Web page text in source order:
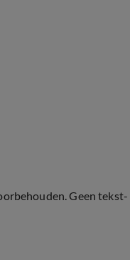
Geen tekst-